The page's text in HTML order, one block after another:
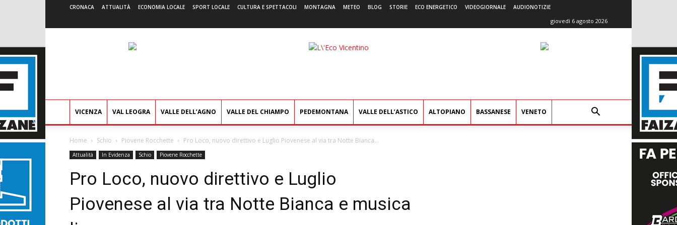
CRONACA ATTUALITÀ ECONOMIA LOCALE SPORT LOCALE CULTURA E SPETTACOLI MONTAGNA METEO BLOG STORIE ECO ENERGETICO VIDEOGIORNALE AUDIONOTIZIE
giovedì 6 agosto 2026
L'Eco
VICENZA VAL LEOGRA VALLE DELL’AGNO VALLE DEL CHIAMPO PEDEMONTANA VALLE DELL’ASTICO ALTOPIANO BASSANESE VENETO
Home Schio Piovene Rocchette Pro Loco, nuovo direttivo e Luglio Piovenese al via tra Notte Bianca...
Attualità In Evidenza Schio Piovene Rocchette
Pro Loco, nuovo direttivo e Luglio
Piovenese al via tra Notte Bianca e musica